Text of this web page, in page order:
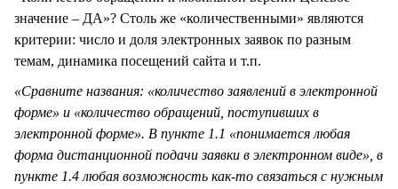
значение – ДА»? Столь же «количественными» являются
критерии: число и доля электронных заявок по разным
темам, динамика посещений сайта и т.п.
«Сравните названия: «количество заявлений в электронной
форме» и «количество обращений, поступивших в
электронной форме». В пункте 1.1 «понимается любая
форма дистанционной подачи заявки в электронном виде», в
пункте 1.4 любая возможность как-то связаться с нужным